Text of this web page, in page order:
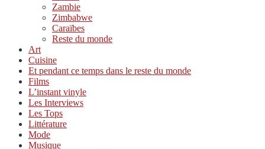
Zambie
Zimbabwe
Caraïbes
Reste du monde
Art
Cuisine
Et pendant ce temps dans le reste du monde
Films
L’instant vinyle
Les Interviews
Les Tops
Littérature
Mode
Musique